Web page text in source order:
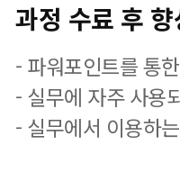
과정 수료 후
- 파워포인트를 통
- 실무에 자주 사용
- 실무에서 이용하